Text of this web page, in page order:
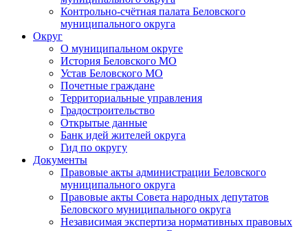
Контрольно-счётная палата Беловского
муниципального округа
Округ
О муниципальном округе
История Беловского МО
Устав Беловского МО
Почетные граждане
Территориальные управления
Градостроительство
Открытые данные
Банк идей жителей округа
Гид по округу
Документы
Правовые акты администрации Беловского
муниципального округа
Правовые акты Совета народных депутатов
Беловского муниципального округа
Независимая экспертиза нормативных правовых